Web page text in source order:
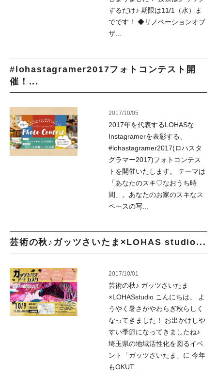
するだけ♪ 期限は11/1（水）ま
でです！ ◆リノベーションオブ
ザ...
#lohastagramer2017フォトコンテスト開
催！...
2017/10/05
2017年を代表するLOHASな
Instagramerを表彰する、
#lohastagramer2017(ロハスタ
グラマー2017)フォトコンテス
トを開催いたします。 テーマは
「あなたのスキ♡なおうち時
間」。あなたのお家のスキなス
ペースの写...
芸術の秋♪ガッツさいたま×LOHAS studio...
2017/10/01
芸術の秋♪ ガッツさいたま
×LOHASstudio こんにちは。 よ
うやく暑さがやわらぎ秋らしく
なってきました！ お出かけしや
すい季節になってきましたね♪
埼玉県の地域活性化を図るイベ
ント「ガッツさいたま」に 今年
もOKUT...